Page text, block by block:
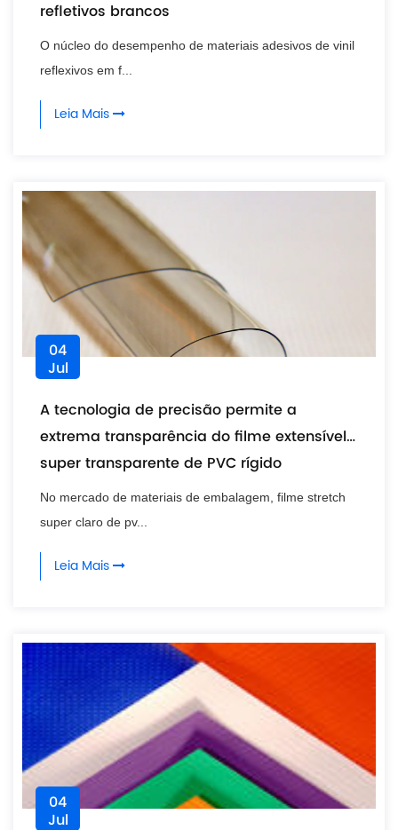
refletivos brancos
O núcleo do desempenho de materiais adesivos de vinil
reflexivos em f...
Leia Mais
04
Jul
A tecnologia de precisão permite a
extrema transparência do filme extensível
super transparente de PVC rígido
No mercado de materiais de embalagem, filme stretch
super claro de pv...
Leia Mais
04
Jul